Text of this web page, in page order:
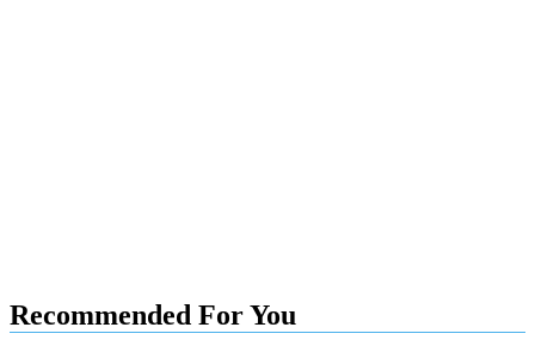
Recommended For You